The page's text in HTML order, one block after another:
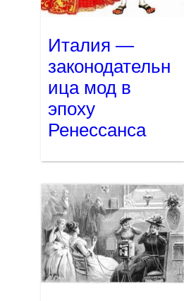
Италия —
законодательн
ица мод в
эпоху
Ренессанса